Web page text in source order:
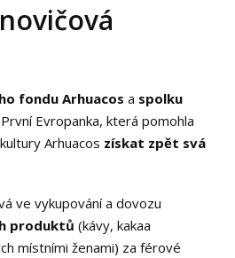
fondu Arhuacosa spolku
První Evropanka, která pomohla
Arhuacos získat zpět svá
ve vykupování a dovozu
produktů (kávy, kakaa
místními ženami) za férové